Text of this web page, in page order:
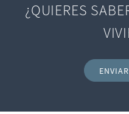
¿QUIERES